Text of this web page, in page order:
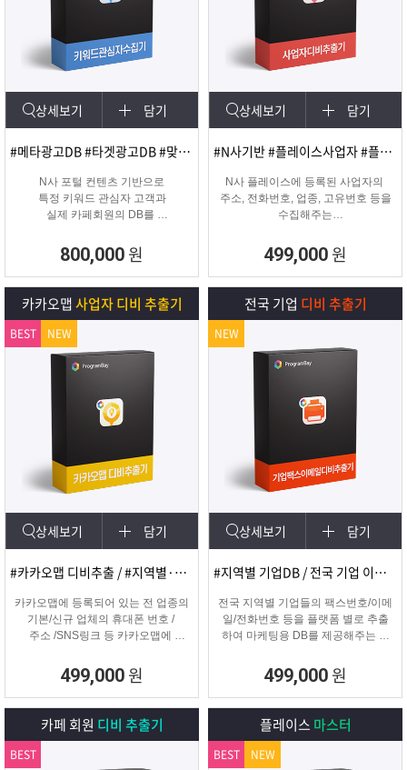
상세보기 담기
#메타광고DB #타겟광고DB #맞춤DB
N사 포털 컨텐츠 기반으로
특정 키워드 관심자 고객과
실제 카페회원의 DB를
800,000 원
상세보기 담기
#N사기반 #플레이스사업자 #플레이스신규사업자
N사 플레이스에 등록된 사업자의
주소, 전화번호, 업종, 고유번호 등을
수집해주는
추출 수집 프로그램
499,000 원
카카오맵사업자 디비 추출기
상세보기 담기
#카카오맵 디비추출 / #지역별·키워드별 DB 추출
카카오맵에 등록되어 있는 전 업종의
기본/신규 업체의 휴대폰 번호 /
주소 /SNS링크 등 카카오맵에
수집하는 DB추출 프로그램
499,000 원
BEST NEW
전국 기업 디비 추출기
상세보기 담기
#지역별 기업DB / 전국 기업 이메일 및 팩스
전국 지역별 기업들의 팩스번호/이메
일/전화번호 등을 플랫폼 별로 추출
하여 마케팅용 DB를 제공해주는 프
499,000 원
NEW
카페 회원 디비 추출기
BEST
플레이스 마스터
BEST NEW